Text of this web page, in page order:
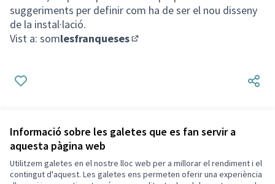
Informació sobre les galetes que es fan servir a
aquesta pàgina web
Utilitzem galetes en el nostre lloc web per a millorar el rendiment i el
contingut d'aquest. Les galetes ens permeten oferir una experiència
suggeriments per definir com ha de ser el nou disseny
de la instal·lació.
Vist a: somlesfranqueses
Termes i condicions d'ús
Configuració de les galetes